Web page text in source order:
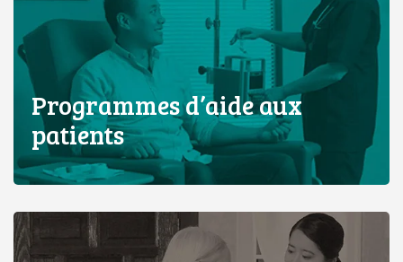
Programmes d’aide aux
patients